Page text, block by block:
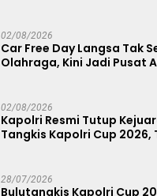
02/08/2026
Car Free Day Langsa Tak
Olahraga, Kini Jadi Pusat
02/08/2026
Kapolri Resmi Tutup
Tangkis Kapolri Cup 2026,
28/07/2026
Bulutangkis Kapolri Cup